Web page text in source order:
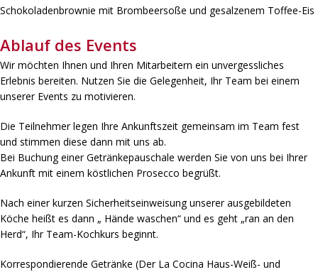
Schokoladenbrownie mit Brombeersoße und gesalzenem Toffee-Eis
Ablauf des Events
Wir möchten Ihnen und Ihren Mitarbeitern ein unvergessliches
Erlebnis bereiten. Nutzen Sie die Gelegenheit, Ihr Team bei einem
unserer Events zu motivieren.
Die Teilnehmer legen Ihre Ankunftszeit gemeinsam im Team fest
und stimmen diese dann mit uns ab.
Bei Buchung einer Getränkepauschale werden Sie von uns bei Ihrer
Ankunft mit einem köstlichen Prosecco begrüßt.
Nach einer kurzen Sicherheitseinweisung unserer ausgebildeten
Köche heißt es dann „ Hände waschen“ und es geht „ran an den
Herd“, Ihr Team-Kochkurs beginnt.
Korrespondierende Getränke (Der La Cocina Haus-Weiß- und